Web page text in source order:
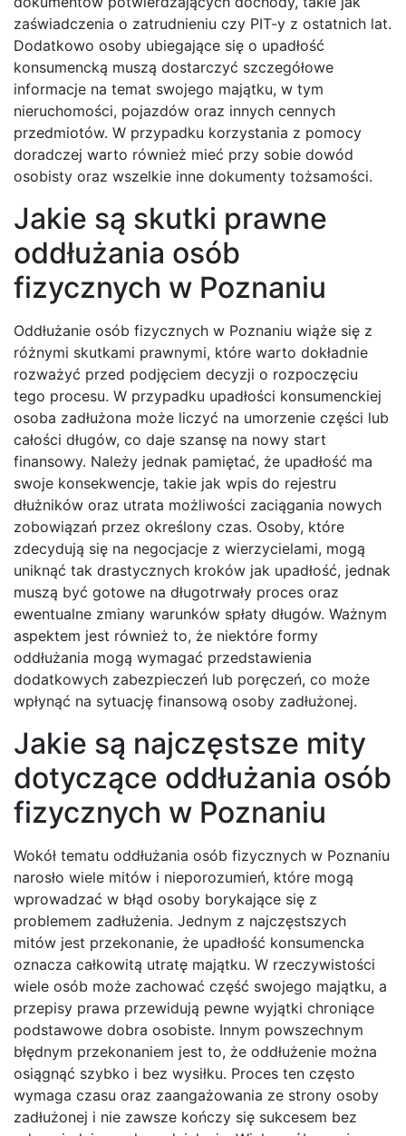
zaświadczenia o zatrudnieniu czy PIT-y z ostatnich lat.
Dodatkowo osoby ubiegające się o upadłość
konsumencką muszą dostarczyć szczegółowe
informacje na temat swojego majątku, w tym
nieruchomości, pojazdów oraz innych cennych
przedmiotów. W przypadku korzystania z pomocy
doradczej warto również mieć przy sobie dowód
osobisty oraz wszelkie inne dokumenty tożsamości.
Jakie są skutki prawne
oddłużania osób
fizycznych w Poznaniu
Oddłużanie osób fizycznych w Poznaniu wiąże się z
różnymi skutkami prawnymi, które warto dokładnie
rozważyć przed podjęciem decyzji o rozpoczęciu
tego procesu. W przypadku upadłości konsumenckiej
osoba zadłużona może liczyć na umorzenie części lub
całości długów, co daje szansę na nowy start
finansowy. Należy jednak pamiętać, że upadłość ma
swoje konsekwencje, takie jak wpis do rejestru
dłużników oraz utrata możliwości zaciągania nowych
zobowiązań przez określony czas. Osoby, które
zdecydują się na negocjacje z wierzycielami, mogą
uniknąć tak drastycznych kroków jak upadłość, jednak
muszą być gotowe na długotrwały proces oraz
ewentualne zmiany warunków spłaty długów. Ważnym
aspektem jest również to, że niektóre formy
oddłużania mogą wymagać przedstawienia
dodatkowych zabezpieczeń lub poręczeń, co może
wpłynąć na sytuację finansową osoby zadłużonej.
Jakie są najczęstsze mity
dotyczące oddłużania osób
fizycznych w Poznaniu
Wokół tematu oddłużania osób fizycznych w Poznaniu
narosło wiele mitów i nieporozumień, które mogą
wprowadzać w błąd osoby borykające się z
problemem zadłużenia. Jednym z najczęstszych
mitów jest przekonanie, że upadłość konsumencka
oznacza całkowitą utratę majątku. W rzeczywistości
wiele osób może zachować część swojego majątku, a
przepisy prawa przewidują pewne wyjątki chroniące
podstawowe dobra osobiste. Innym powszechnym
błędnym przekonaniem jest to, że oddłużenie można
osiągnąć szybko i bez wysiłku. Proces ten często
wymaga czasu oraz zaangażowania ze strony osoby
zadłużonej i nie zawsze kończy się sukcesem bez